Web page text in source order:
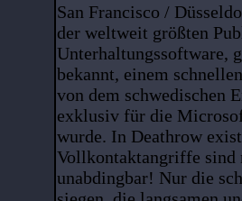
San Francisco /
der weltweit größten
Unterhaltungssoftware,
bekannt, einem
von dem schwedischen
exklusiv für die
wurde. In Deathrow
Vollkontaktangriffe sind
unabdingbar! Nur die